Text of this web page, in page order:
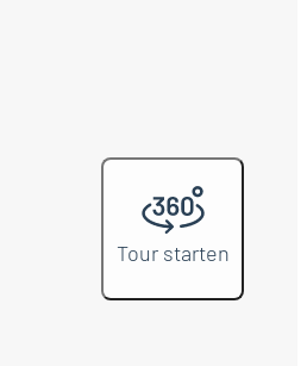
Tour starten